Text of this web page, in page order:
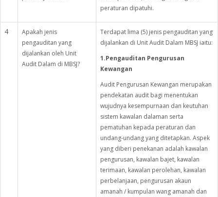
peraturan dipatuhi.
4
Apakah jenis
pengauditan yang
dijalankan oleh Unit
Audit Dalam di MBSJ?
Terdapat lima (5) jenis pengauditan yang
dijalankan di Unit Audit Dalam MBSJ iaitu:
1.Pengauditan Pengurusan
Kewangan
Audit Pengurusan Kewangan merupakan
pendekatan audit bagi menentukan
wujudnya kesempurnaan dan keutuhan
sistem kawalan dalaman serta
pematuhan kepada peraturan dan
undang-undang yang ditetapkan. Aspek
yang diberi penekanan adalah kawalan
pengurusan, kawalan bajet, kawalan
terimaan, kawalan perolehan, kawalan
perbelanjaan, pengurusan akaun
amanah / kumpulan wang amanah dan